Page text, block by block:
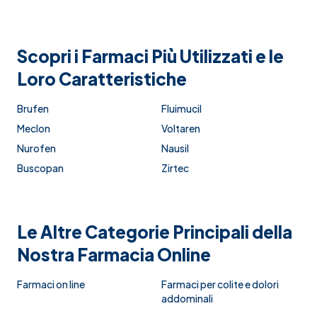
Scopri i Farmaci Più Utilizzati e le
Loro Caratteristiche
Brufen
Fluimucil
Meclon
Voltaren
Nurofen
Nausil
Buscopan
Zirtec
Le Altre Categorie Principali della
Nostra Farmacia Online
Farmaci on line
Farmaci per colite e dolori
addominali